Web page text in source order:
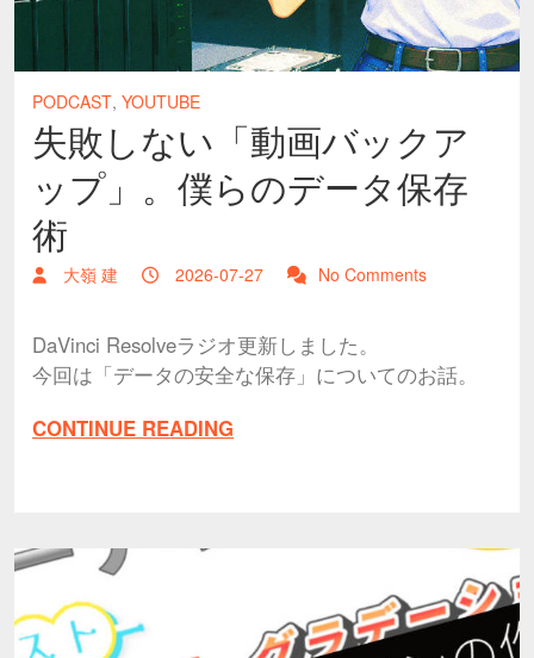
PODCAST, YOUTUBE
失敗しない「動画バックア
ップ」。僕らのデータ保存
術
大嶺 建 2026-07-27 No Comments
DaVinci Resolveラジオ更新しました。
今回は「データの安全な保存」についてのお話。
CONTINUE READING